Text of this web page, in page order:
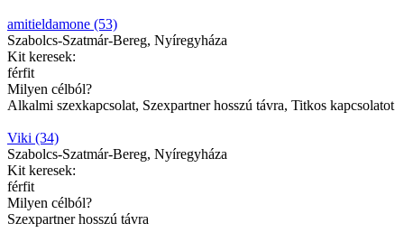
amitieldamone (53)
Szabolcs-Szatmár-Bereg, Nyíregyháza
Kit keresek:
férfit
Milyen célból?
Alkalmi szexkapcsolat, Szexpartner hosszú távra, Titkos kapcsolatot
Viki (34)
Szabolcs-Szatmár-Bereg, Nyíregyháza
Kit keresek:
férfit
Milyen célból?
Szexpartner hosszú távra